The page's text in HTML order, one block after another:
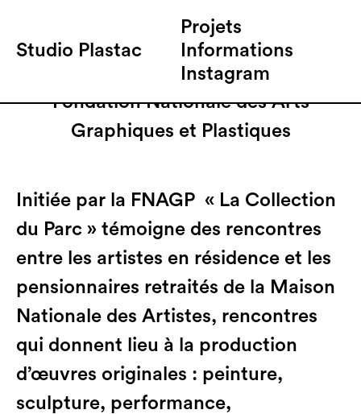
Studio Plastac
Projets
Informations
Instagram
La collection du parc
Fondation Nationale des Arts
Graphiques et Plastiques
Initiée par la FNAGP « La Collection
du Parc » témoigne des rencontres
entre les artistes en résidence et les
pensionnaires retraités de la Maison
Nationale des Artistes, rencontres
qui donnent lieu à la production
d’œuvres originales : peinture,
sculpture, performance,